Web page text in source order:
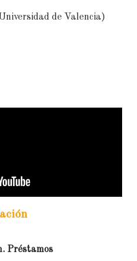
de Valencia)
Préstamos